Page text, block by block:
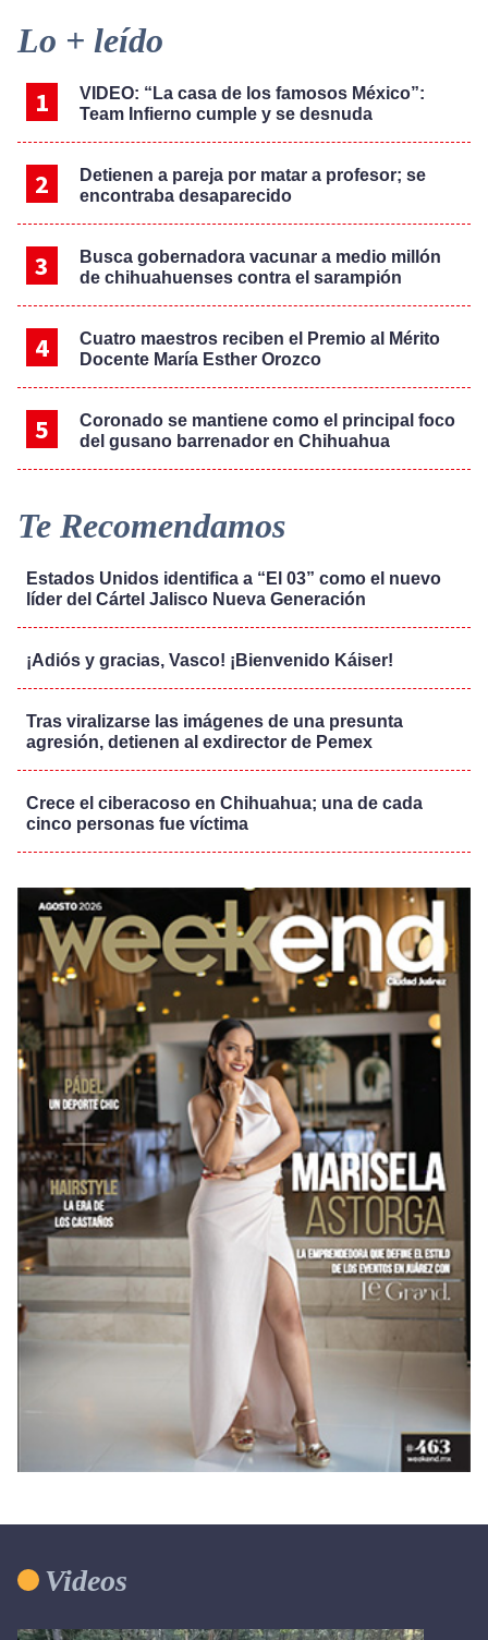
Primary
Sidebar
Lo + leído
VIDEO: “La casa de los famosos México”:
Team Infierno cumple y se desnuda
Detienen a pareja por matar a profesor; se
encontraba desaparecido
Busca gobernadora vacunar a medio millón
de chihuahuenses contra el sarampión
Cuatro maestros reciben el Premio al Mérito
Docente María Esther Orozco
Coronado se mantiene como el principal foco
del gusano barrenador en Chihuahua
Te Recomendamos
Estados Unidos identifica a “El 03” como el nuevo
líder del Cártel Jalisco Nueva Generación
¡Adiós y gracias, Vasco! ¡Bienvenido Káiser!
Tras viralizarse las imágenes de una presunta
agresión, detienen al exdirector de Pemex
Crece el ciberacoso en Chihuahua; una de cada
cinco personas fue víctima
Videos